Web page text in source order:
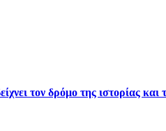
τον δρόμο της ιστορίας και